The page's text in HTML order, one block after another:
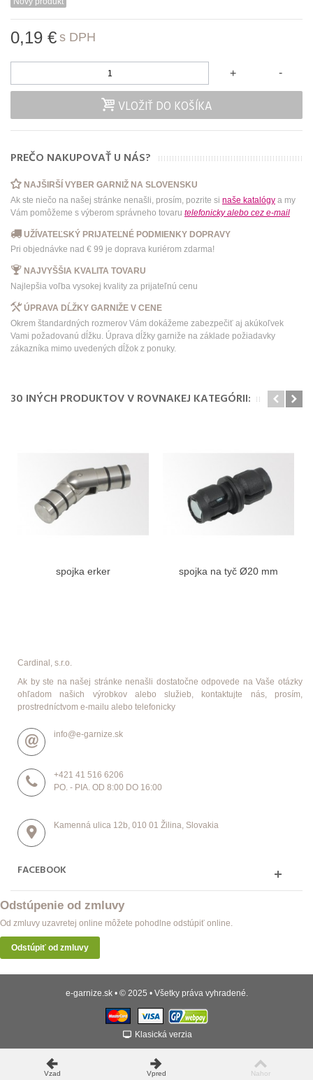
0,19 € s DPH
-
+
VLOŽIŤ DO KOŠÍKA
PREČO NAKUPOVAŤ U NÁS?
NAJŠIRŠÍ VYBER GARNIŽ NA SLOVENSKU
Ak ste niečo na našej stránke nenašli, prosím, pozrite si naše katalógy a my
Vám pomôžeme s výberom správneho tovaru telefonicky alebo cez e-mail
UŽÍVATEĽSKÝ PRIJATEĽNÉ PODMIENKY DOPRAVY
Pri objednávke nad € 99 je doprava kuriérom zdarma!
NAJVYŠŠIA KVALITA TOVARU
Najlepšia voľba vysokej kvality za prijateľnú cenu
ÚPRAVA DĹŽKY GARNIŽE V CENE
Okrem štandardných rozmerov Vám dokážeme zabezpečiť aj akúkoľvek
Vami požadovanú dĺžku. Úprava dĺžky garniže na základe požiadavky
zákazníka mimo uvedených dĺžok z ponuky.
30 INÝCH PRODUKTOV V ROVNAKEJ KATEGÓRII:
spojka erker spojka na tyč Ø20 mm
Cardinal, s.r.o.
Ak by ste na našej stránke nenašli dostatočne odpovede na Vaše otázky
ohľadom našich výrobkov alebo služieb, kontaktujte nás, prosím,
prostredníctvom e-mailu alebo telefonicky
info@e-garnize.sk
+421 41 516 6206
PO. - PIA. OD 8:00 DO 16:00
Kamenná ulica 12b, 010 01 Žilina, Slovakia
FACEBOOK
Odstúpenie od zmluvy
Od zmluvy uzavretej online môžete pohodlne odstúpiť online.
Odstúpiť od zmluvy
e-garnize.sk • © 2025 • Všetky práva vyhradené.
Klasická verzia
Vzad Vpred Nahor